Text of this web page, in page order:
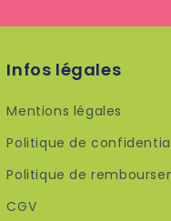
Infos légales
Mentions légales
Politique de
Politique de
CGV